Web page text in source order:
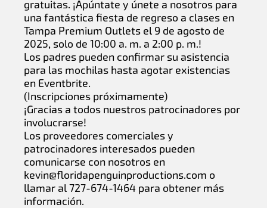
gratuitas. ¡Apúntate y únete a nosotros para
una fantástica fiesta de regreso a clases en
Tampa Premium Outlets el 9 de agosto de
2025, solo de 10:00 a. m. a 2:00 p. m.!
Los padres pueden confirmar su asistencia
para las mochilas hasta agotar existencias
en Eventbrite.
(Inscripciones próximamente)
¡Gracias a todos nuestros patrocinadores por
involucrarse!
Los proveedores comerciales y
patrocinadores interesados pueden
comunicarse con nosotros en
kevin@floridapenguinproductions.com o
llamar al 727-674-1464 para obtener más
información.